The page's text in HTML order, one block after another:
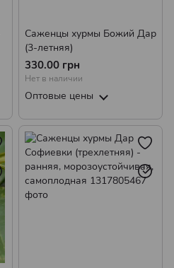
Саженцы хурмы Божий Дар
(3-летняя)
330.00 грн
Нет в наличии
Оптовые цены